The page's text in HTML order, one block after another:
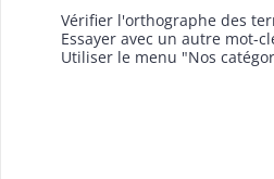
Vérifier l'orthographe des
Essayer avec un autre mot-
Utiliser le menu "Nos